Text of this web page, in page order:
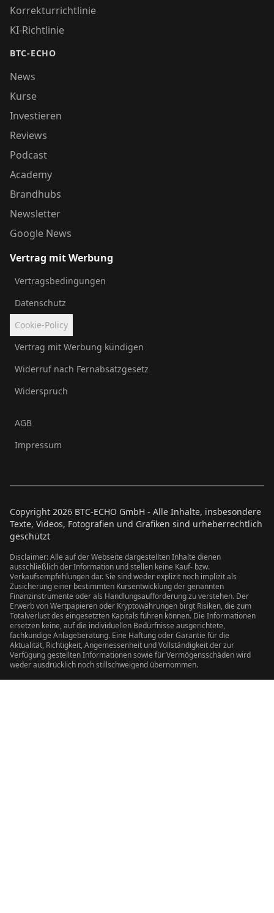
Korrekturrichtlinie
KI-Richtlinie
BTC-ECHO
News
Kurse
Investieren
Reviews
Podcast
Academy
Brandhubs
Newsletter
Google News
Vertrag mit Werbung
Vertragsbedingungen
Datenschutz
Cookie-Policy
Vertrag mit Werbung kündigen
Widerruf nach Fernabsatzgesetz
Widerspruch
AGB
Impressum
Copyright 2026 BTC-ECHO GmbH - Alle Inhalte, insbesondere
Texte, Videos, Fotografien und Grafiken sind urheberrechtlich
geschützt
Disclaimer: Alle auf der Webseite dargestellten Inhalte dienen
ausschließlich der Information und stellen keine Kauf- bzw.
Verkaufsempfehlungen dar. Sie sind weder explizit noch implizit als
Zusicherung einer bestimmten Kursentwicklung der genannten
Finanzinstrumente oder als Handlungsaufforderung zu verstehen. Der
Erwerb von Wertpapieren oder Kryptowährungen birgt Risiken, die zum
Totalverlust des eingesetzten Kapitals führen können. Die Informationen
ersetzen keine, auf die individuellen Bedürfnisse ausgerichtete,
fachkundige Anlageberatung. Eine Haftung oder Garantie für die
Aktualität, Richtigkeit, Angemessenheit und Vollständigkeit der zur
Verfügung gestellten Informationen sowie für Vermögensschäden wird
weder ausdrücklich noch stillschweigend übernommen.